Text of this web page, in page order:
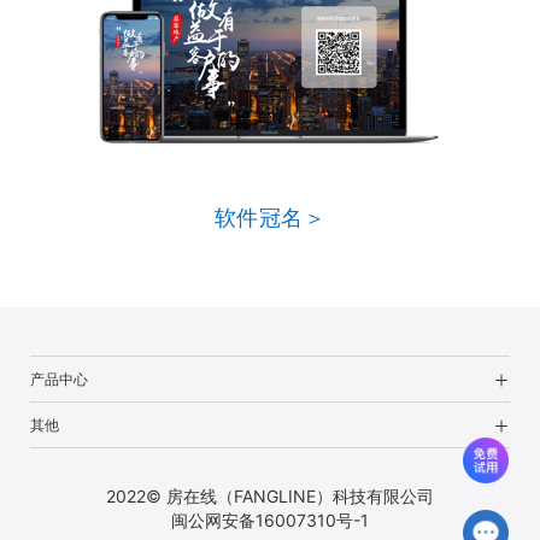
软件冠名＞
产品中心
其他
2022© 房在线（FANGLINE）科技有限公司
闽公网安备16007310号-1